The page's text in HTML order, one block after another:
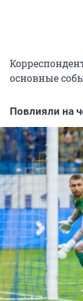
основные
Повлияли на